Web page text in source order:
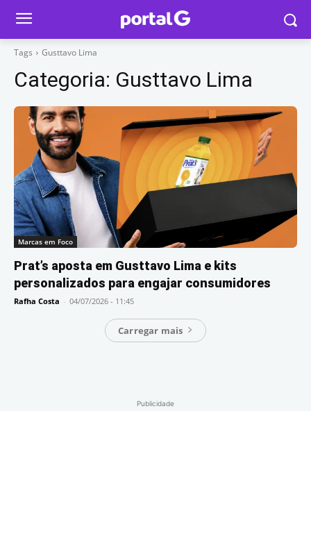
Tags Gusttavo Lima
Categoria: Gusttavo Lima
Marcas em Foco
Prat’s aposta em Gusttavo Lima e kits
personalizados para engajar consumidores
Rafha Costa - 04/07/2026 - 11:45
Carregar mais
Publicidade